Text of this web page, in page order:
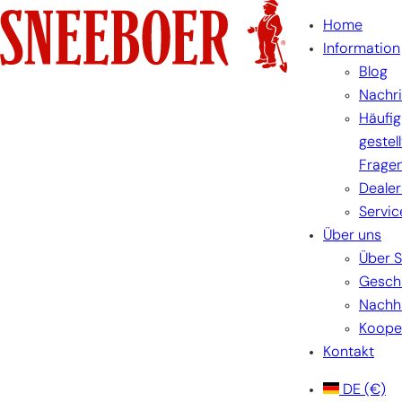
Zum
Inhalt
springen
Home
Information
Blog
Häufig
Über uns
Über
Kontakt
DE (€)